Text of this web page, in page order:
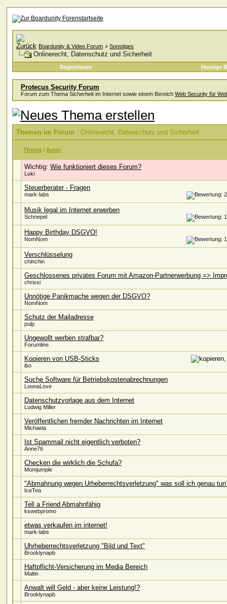
Boardunity & Video Forum » Sonstiges
Onlinerecht, Datenschutz und Sicherheit
Registrieren Heutige
Protecus Security Forum
Forum zum Thema Sicherheit im Internet sowie einem Bereich Web Security für
Themen im Forum : Onlinerecht, Datenschutz und Sicherheit
Thema / Autor
Wichtig: Wie funktioniert dieses Forum?
Luki
Steuerberater - Fragen
mark-labs
Musik legal im Internet erwerben
Schnepel
Happy Birthday DSGVO!
NomNom
Verschlüsselung
chinchin
Geschlossenes privates Forum mit Amazon-Partnerwerbung =>
chrissi
Unnötige Panikmache wegen der DSGVO?
NomNom
Schutz der Mailadresse
pulp
Ungewollt werben strafbar?
Forumline
Kopieren von USB-Sticks
ibo
Suche Software für Betriebskostenabrechnungen
LoonaLove
Datenschutzvorlage aus dem Internet
Ludwig Miller
Veröffentlichen fremder Nachrichten im Internet
Michaela
Ist Spammail nicht eigentlich verboten?
Anne76
Checken die wirklich die Schufa?
Momjumple
"Abmahnung wegen Urheberrechtsverletzung" was soll ich genau
IceTea
Tell a Friend Abmahnfähig
kswebpromo
etwas verkaufen im internet!
mark-labs
Uhrheberrechtsverletzung "Bild und Text"
Brooklynapb
Haftpflicht-Versicherung im Media Bereich
Maltin
Anwalt will Geld - aber keine Leistung!?
Brooklynapb